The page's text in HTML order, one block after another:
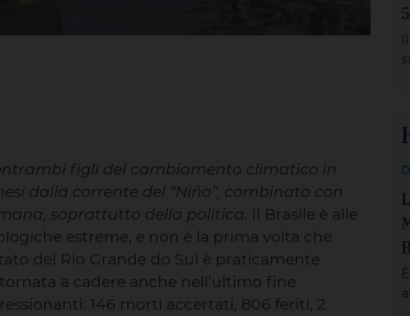
figli del cambiamento climatico in
dalla corrente del “Niño”, combinato con
soprattutto della politica. Il Brasile è alle
estreme, e non è la prima volta che
del Rio Grande do Sul è praticamente
a cadere anche nell’ultimo fine
146 morti accertati, 806 feriti, 2